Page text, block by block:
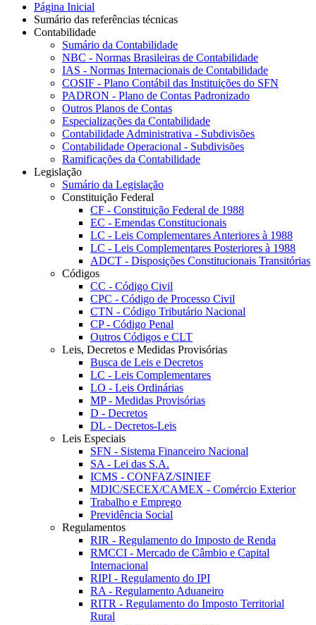
Página Inicial
Sumário das referências técnicas
Contabilidade
Sumário da Contabilidade
NBC - Normas Brasileiras de Contabilidade
IAS - Normas Internacionais de Contabilidade
COSIF - Plano Contábil das Instituições do SFN
PADRON - Plano de Contas Padronizado
Outros Planos de Contas
Especializações da Contabilidade
Contabilidade Administrativa - Subdivisões
Contabilidade Operacional - Subdivisões
Ramificações da Contabilidade
Legislação
Sumário da Legislação
Constituição Federal
CF - Constituição Federal de 1988
EC - Emendas Constitucionais
LC - Leis Complementares Anteriores à 1988
LC - Leis Complementares Posteriores à 1988
ADCT - Disposições Constitucionais Transitórias
Códigos
CC - Código Civil
CPC - Código de Processo Civil
CTN - Código Tributário Nacional
CP - Código Penal
Outros Códigos e CLT
Leis, Decretos e Medidas Provisórias
Busca de Leis e Decretos
LC - Leis Complementares
LO - Leis Ordinárias
MP - Medidas Provisórias
D - Decretos
DL - Decretos-Leis
Leis Especiais
SFN - Sistema Financeiro Nacional
SA - Lei das S.A.
ICMS - CONFAZ/SINIEF
MDIC/SECEX/CAMEX - Comércio Exterior
Trabalho e Emprego
Previdência Social
Regulamentos
RIR - Regulamento do Imposto de Renda
RMCCI - Mercado de Câmbio e Capital
Internacional
RIPI - Regulamento do IPI
RA - Regulamento Aduaneiro
RITR - Regulamento do Imposto Territorial
Rural